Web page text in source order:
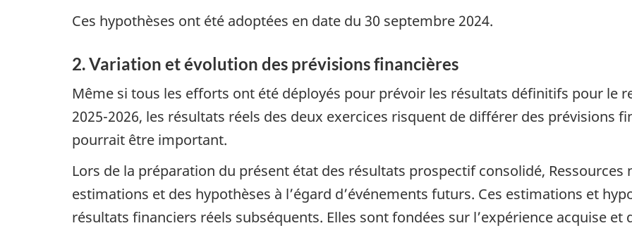
Ces hypothèses ont été adoptées en date du 30 septembre 2024.
2. Variation et évolution des prévisions financières
Même si tous les efforts ont été déployés pour prévoir les résultats définitifs pour le
2025-2026, les résultats réels des deux exercices risquent de différer des prévisions
pourrait être important.
Lors de la préparation du présent état des résultats prospectif consolidé, Ressources
estimations et des hypothèses à l’égard d’événements futurs. Ces estimations et
résultats financiers réels subséquents. Elles sont fondées sur l’expérience acquise